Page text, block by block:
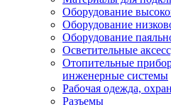
Оборудование
Оборудование
Оборудование
Осветительные
Отопительные
инженерные системы
Рабочая одежда,
Разъемы